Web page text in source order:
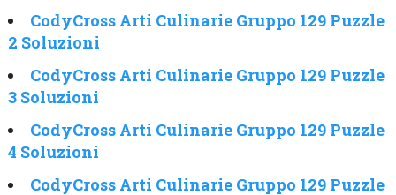
CodyCross Arti Culinarie Gruppo 129 Puzzle
2 Soluzioni
CodyCross Arti Culinarie Gruppo 129 Puzzle
3 Soluzioni
CodyCross Arti Culinarie Gruppo 129 Puzzle
4 Soluzioni
CodyCross Arti Culinarie Gruppo 129 Puzzle